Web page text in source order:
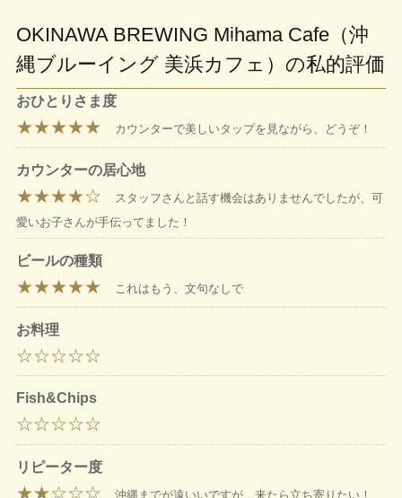
OKINAWA BREWING Mihama Cafe（沖
縄ブルーイング 美浜カフェ）の私的評価
おひとりさま度
★★★★★ カウンターで美しいタップを見ながら、どうぞ！
カウンターの居心地
★★★★☆
スタッフさんと話す機会はありませんでしたが、可
愛いお子さんが手伝ってました！
ビールの種類
★★★★★ これはもう、文句なしで
お料理
☆☆☆☆☆
Fish&Chips
☆☆☆☆☆
リピーター度
★★☆☆☆ 沖縄までが遠いいですが、来たら立ち寄りたい！